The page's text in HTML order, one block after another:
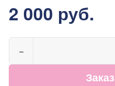
2 000 руб.
−